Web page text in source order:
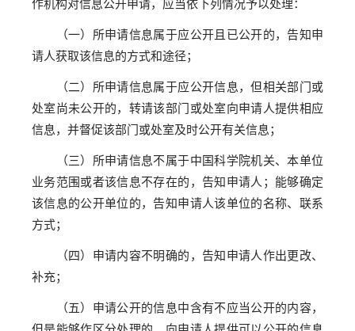
作机构对信息公开申请，应当依下列情况予以处理：
（一）所申请信息属于应公开且已公开的，告知申
请人获取该信息的方式和途径；
（二）所申请信息属于应公开信息，但相关部门或
处室尚未公开的，转请该部门或处室向申请人提供相应
信息，并督促该部门或处室及时公开有关信息；
（三）所申请信息不属于中国科学院机关、本单位
业务范围或者该信息不存在的，告知申请人；能够确定
该信息的公开单位的，告知申请人该单位的名称、联系
方式；
（四）申请内容不明确的，告知申请人作出更改、
补充；
（五）申请公开的信息中含有不应当公开的内容，